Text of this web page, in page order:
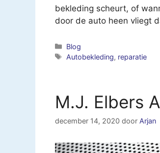
bekleding scheurt, of
door de auto heen vliegt
Categorieën
Blog
Tags
Autobekleding, reparatie
M.J. Elbers
december 14, 2020 door Arjan